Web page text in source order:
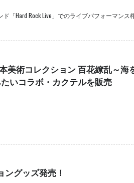
「Hard Rock Live」でのライブパフォーマンス
美術コレクション 百花繚乱～海
いコラボ・カクテルを販売
ングッズ発売！